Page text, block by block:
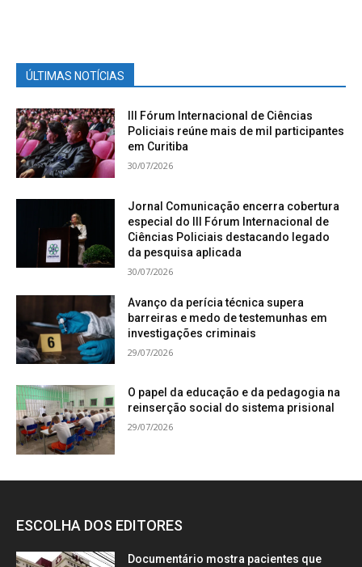
ÚLTIMAS NOTÍCIAS
III Fórum Internacional de Ciências
Policiais reúne mais de mil participantes
em Curitiba
30/07/2026
Jornal Comunicação encerra cobertura
especial do III Fórum Internacional de
Ciências Policiais destacando legado
da pesquisa aplicada
30/07/2026
Avanço da perícia técnica supera
barreiras e medo de testemunhas em
investigações criminais
29/07/2026
O papel da educação e da pedagogia na
reinserção social do sistema prisional
29/07/2026
ESCOLHA DOS EDITORES
Documentário mostra pacientes que